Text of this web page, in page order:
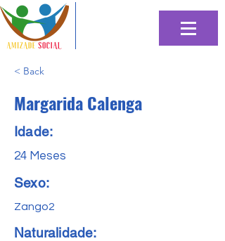
< Back
Margarida Calenga
Idade:
24 Meses
Sexo:
Zango2
Naturalidade: